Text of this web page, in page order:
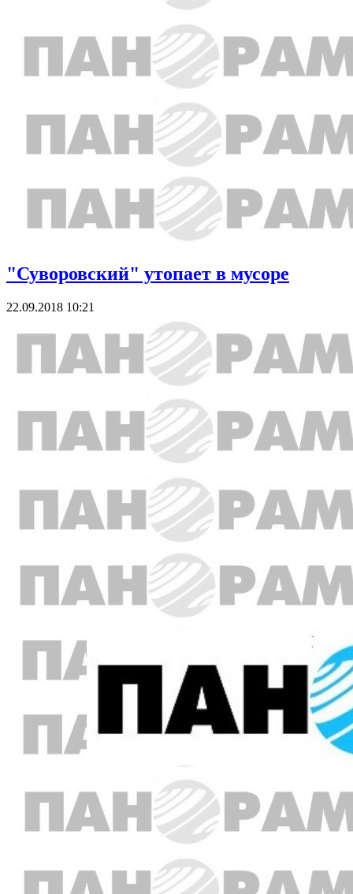
"Суворовский" утопает в мусоре
22.09.2018 10:21